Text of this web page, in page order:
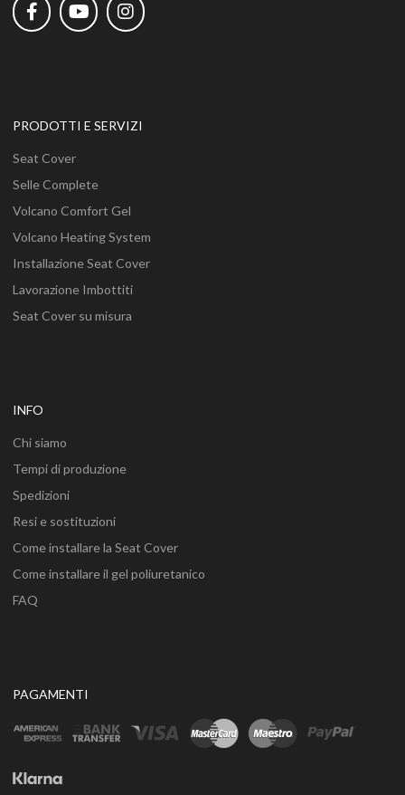
PRODOTTI E SERVIZI
Seat Cover
Selle Complete
Volcano Comfort Gel
Volcano Heating System
Installazione Seat Cover
Lavorazione Imbottiti
Seat Cover su misura
INFO
Chi siamo
Tempi di produzione
Spedizioni
Resi e sostituzioni
Come installare la Seat Cover
Come installare il gel poliuretanico
FAQ
PAGAMENTI